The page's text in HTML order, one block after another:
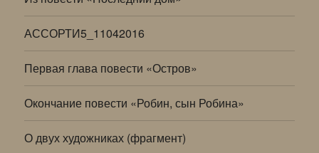
АССОРТИ5_11042016
Первая глава повести «Остров»
Окончание повести «Робин, сын Робина»
О двух художниках (фрагмент)